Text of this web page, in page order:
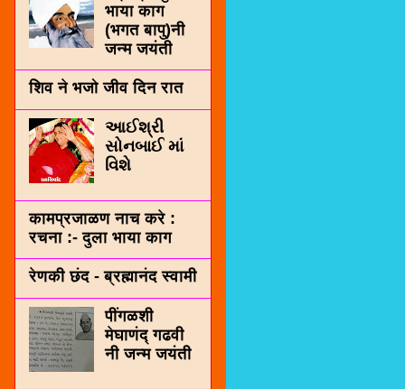
भाया काग
(भगत बापु)नी
जन्म जयंती
शिव ने भजो जीव दिन रात
આઈશ્રી
સોનબાઈ માં
વિશે
कामप्रजाळण नाच करे :
रचना :- दुला भाया काग
रेणकी छंद - ब्रह्मानंद स्वामी
पींगळशी
मेघाणंद् गढवी
नी जन्म जयंती